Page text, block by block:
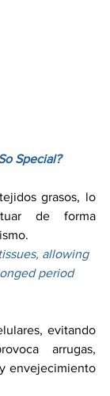
Special?
grasos, lo
de forma
allowing
period
evitando
arrugas,
envejecimiento